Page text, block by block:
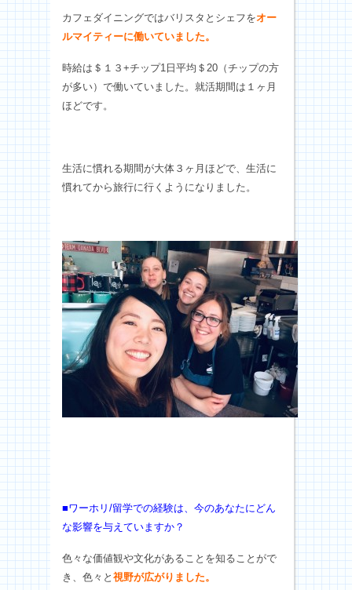
カフェダイニングではバリスタとシェフをオー
ルマイティーに働いていました。
時給は＄１３+チップ1日平均＄20（チップの方
が多い）で働いていました。就活期間は１ヶ月
ほどです。
生活に慣れる期間が大体３ヶ月ほどで、生活に
慣れてから旅行に行くようになりました。
■ワーホリ/留学での経験は、今のあなたにどん
な影響を与えていますか？
色々な価値観や文化があることを知ることがで
き、色々と 視野が広がりました。